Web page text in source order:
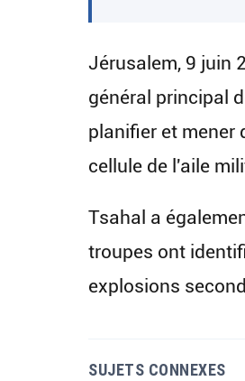
Jérusalem, 9 juin
général principal
planifier et mener
cellule de l'aile
Tsahal a
troupes ont
explosions
SUJETS CONNEXES